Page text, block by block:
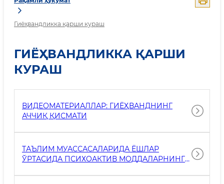
Гиёҳвандликка қарши кураш
ГИЁҲВАНДЛИККА ҚАРШИ
КУРАШ
ВИДЕОМАТЕРИАЛЛАР: ГИЁҲВАНДНИНГ
АЧЧИҚ ҚИСМАТИ
ТАЪЛИМ МУАССАСАЛАРИДА ЁШЛАР
ЎРТАСИДА ПСИХОАКТИВ МОДДАЛАРНИНГ
КУРАШИШ ИШЛАРИНИ ТАШКИЛ ЭТИШ